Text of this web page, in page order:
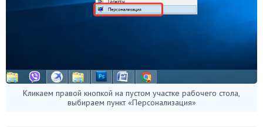
Кликаем правой кнопкой на пустом участке рабочего стола,
выбираем пункт «Персонализация»